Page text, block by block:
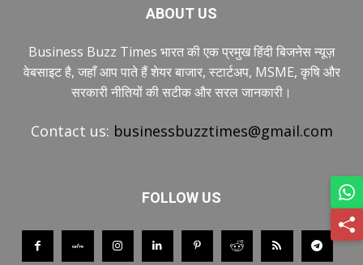
ABOUT US
Business Buzz Times भारत की एक प्रमुख हिंदी बिजनेस न्यूज़
वेबसाइट है, जहाँ आप पाते हैं शेयर बाजार, स्टार्टअप, MSME, कृषि और
सरकारी नीतियों की सटीक और सरल जानकारी।
Contact us: businessbuzztimes@gmail.com
FOLLOW US